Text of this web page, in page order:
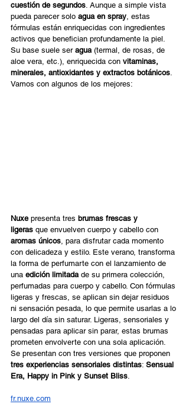
cuestión de segundos. Aunque a simple vista
pueda parecer solo agua en spray, estas
fórmulas están enriquecidas con ingredientes
activos que benefician profundamente la piel.
Su base suele ser agua (termal, de rosas, de
aloe vera, etc.), enriquecida con vitaminas,
minerales, antioxidantes y extractos botánicos.
Vamos con algunos de los mejores:
Nuxe presenta tres brumas frescas y
ligeras que envuelven cuerpo y cabello con
aromas únicos, para disfrutar cada momento
con delicadeza y estilo. Este verano, transforma
la forma de perfumarte con el lanzamiento de
una edición limitada de su primera colección,
perfumadas para cuerpo y cabello. Con fórmulas
ligeras y frescas, se aplican sin dejar residuos
ni sensación pesada, lo que permite usarlas a lo
largo del día sin saturar. Ligeras, sensoriales y
pensadas para aplicar sin parar, estas brumas
prometen envolverte con una sola aplicación.
Se presentan con tres versiones que proponen
tres experiencias sensoriales distintas: Sensual
Era, Happy in Pink y Sunset Bliss.
fr.nuxe.com